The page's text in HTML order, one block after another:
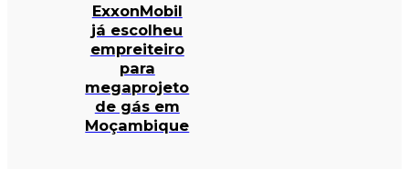
ExxonMobil
já escolheu
empreiteiro
para
megaprojeto
de gás em
Moçambique